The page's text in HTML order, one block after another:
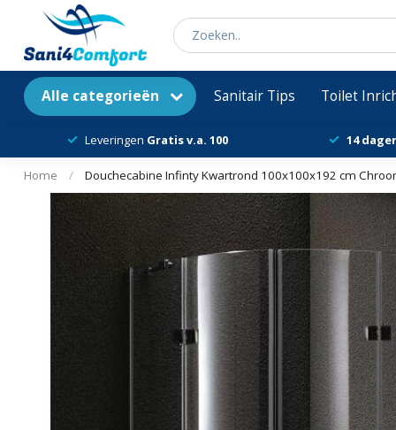
Alle categorieën Sanitair Tips Toilet
Leveringen Gratis v.a. 100 14
Home / Douchecabine Infinty Kwartrond 100x100x192 cm